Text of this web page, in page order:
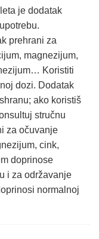
je dodatak
prehrani za
magnezijum,
Koristiti
dozi. Dodatak
ako koristiš
stručnu
za očuvanje
cink,
doprinose
i za održavanje
normalnoj